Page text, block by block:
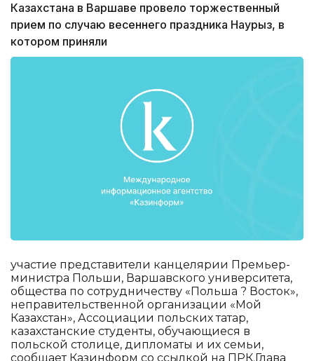
Казахстана в Варшаве провело торжественный
прием по случаю весеннего праздника Наурыз, в
котором приняли
участие представители канцелярии Премьер-
министра Польши, Варшавского университета,
общества по сотрудничеству «Польша ? Восток»,
неправительственной организации «Мой
Казахстан», Ассоциации польских татар,
казахстанские студенты, обучающиеся в
польской столице, дипломаты и их семьи,
сообщает Казинформ со ссылкой на ПРК.Глава